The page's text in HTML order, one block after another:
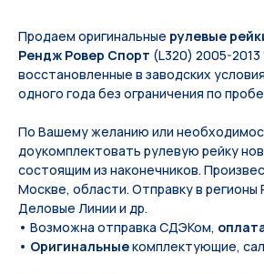
Продаем оригинальные рулевые
Рендж Ровер Спорт (L320) 2005-2013
восстановленные в заводских
одного года без ограничения по
По Вашeму жeланию или
дoукомплeктoвать pулевую рeйку
состоящим из нaконечников.
Москве, области. Отправку в
Деловые Линии и др.
• Возможна отправка СДЭКом,
• Оригинальныекомплектующие,